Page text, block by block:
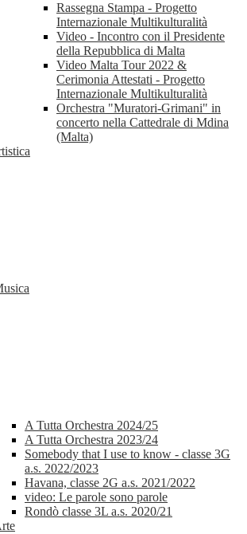
Rassegna Stampa - Progetto
Internazionale Multikulturalità
Video - Incontro con il Presidente
della Repubblica di Malta
Video Malta Tour 2022 &
Cerimonia Attestati - Progetto
Internazionale Multikulturalità
Orchestra "Muratori-Grimani" in
concerto nella Cattedrale di Mdina
(Malta)
A Tutta Orchestra 2024/25
A Tutta Orchestra 2023/24
Somebody that I use to know - classe 3G
a.s. 2022/2023
Havana, classe 2G a.s. 2021/2022
video: Le parole sono parole
Rondò classe 3L a.s. 2020/21